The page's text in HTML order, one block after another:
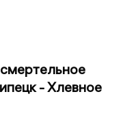
- Хлевное